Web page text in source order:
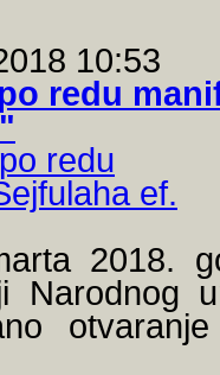
10:53
redu
2018.
Narodnog